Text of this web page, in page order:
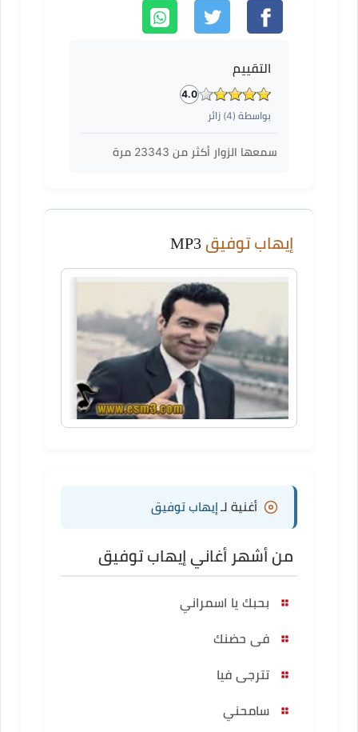
التقييم
4.0
بواسطة (4) زائر
سمعها الزوار أكثر من 23343 مرة
إيهاب توفيق
أغنية لـ إيهاب توفيق
من أشهر أغاني إيهاب توفيق
بحبك يا اسمراني
فى حضنك
تترجى فيا
سامحني